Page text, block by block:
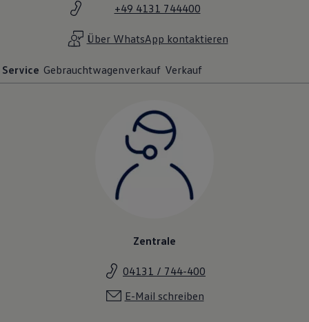
+49 4131 744400
Über WhatsApp kontaktieren
Service Gebrauchtwagenverkauf Verkauf
Zentrale
04131 / 744-400
E-Mail schreiben